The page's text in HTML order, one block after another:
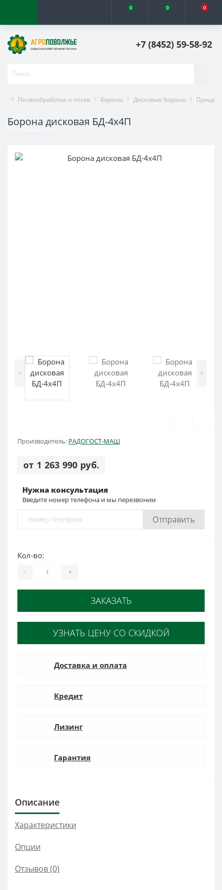
0 0 0
+7 (8452) 59-58-92
Почвообработка и посев Бороны Дисковые бороны
Борона дисковая БД-4х4П
< >
Производитель: РАДОГОСТ-МАШ
от 1 263 990 руб.
Нужна консультация
Введите номер телефона и мы перезвоним
Отправить
Кол-во:
- +
ЗАКАЗАТЬ
УЗНАТЬ ЦЕНУ СО СКИДКОЙ
Доставка и оплата
Кредит
Лизинг
Гарантия
Описание
Характеристики
Опции
Отзывов (0)